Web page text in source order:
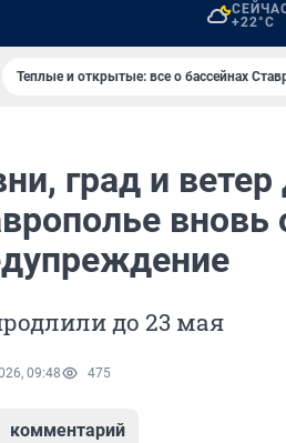
+22°C
Теплые и открытые: все о бассейнах
град и
до 23 мая
09:48 475
комментарий